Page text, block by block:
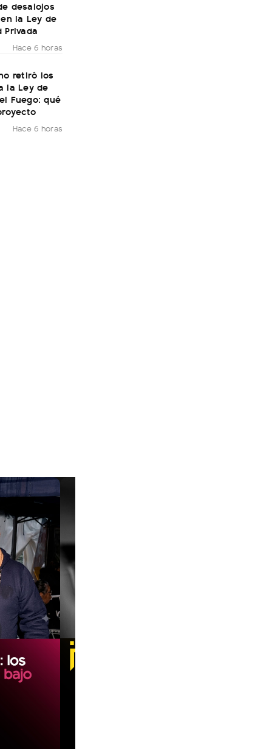
desalojos
la Ley de
Privada
Hace 6 horas
retiró los
la Ley de
Fuego: qué
Hace 6 horas